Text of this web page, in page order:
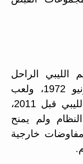
الليبي الراحل
معمر القذافي، وُلد في 5 يونيو 1972، ولعب
أدوارا بارزة في الشأن العام الليبي قبل 2011،
ولم يمنح
خارجية